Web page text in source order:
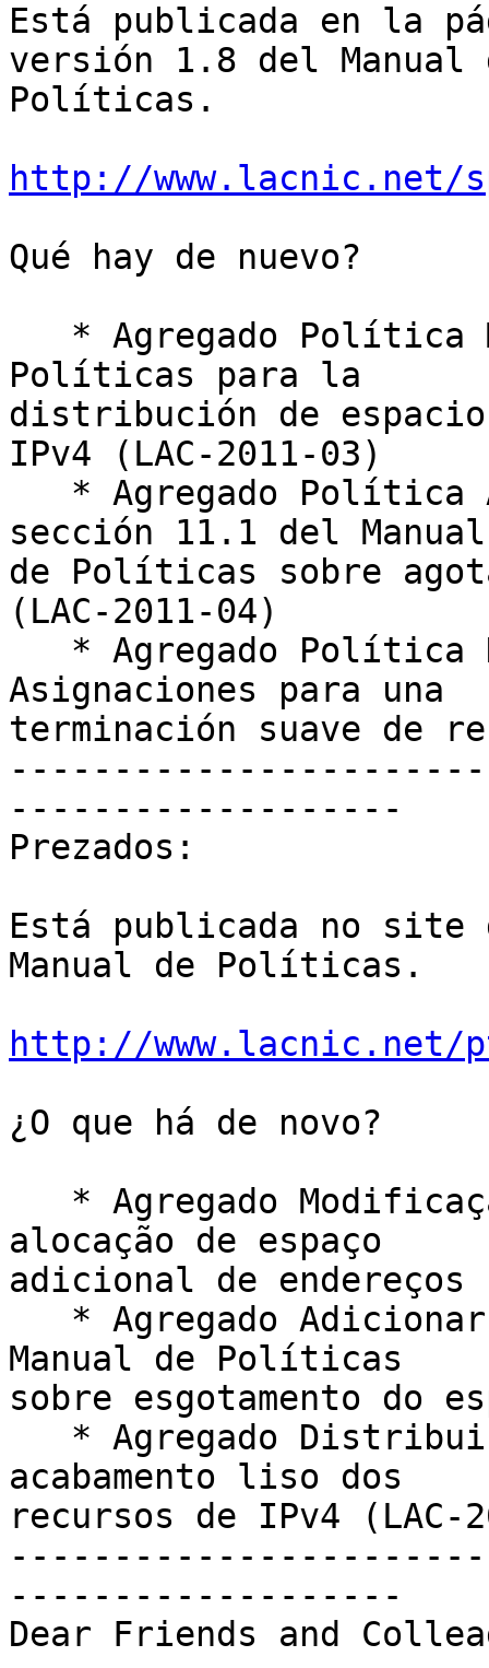
Está publicada en la
versión 1.8 del Manual
Políticas.
http://www.lacnic.net/
Qué hay de nuevo?
Políticas para la
distribución de
IPv4 (LAC-2011-03)
sección 11.1 del Manual
de Políticas sobre
(LAC-2011-04)
Asignaciones para una
terminación suave de
-------------------
Prezados:
Está publicada no site
Manual de Políticas.
http://www.lacnic.net/
¿O que há de novo?
alocação de espaço
adicional de endereços
Manual de Políticas
sobre esgotamento do
acabamento liso dos
recursos de IPv4 (LAC-
-------------------
Dear Friends and